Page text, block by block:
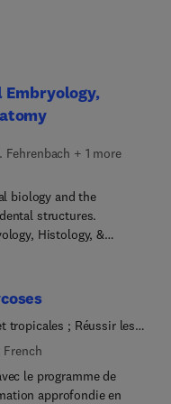
more. Student
reference.
Fehrenbach + 1 more
biology and the
structures.
Histology, &
the development,
anatomy of the head
in a clear, reader-friendly
for you to understand
applications -
context of everyday
tropicales ; Réussir les
French
le programme de
approfondie en